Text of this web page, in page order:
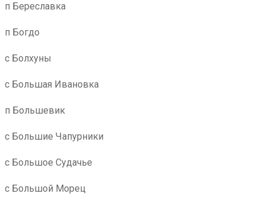
п Береславка
п Богдо
с Болхуны
с Большая Ивановка
п Большевик
с Большие Чапурники
с Большое Судачье
с Большой Морец